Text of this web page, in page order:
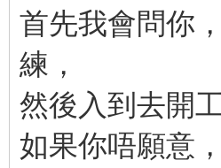
首先我會問你
練，
然後入到去開
如果你唔願意，